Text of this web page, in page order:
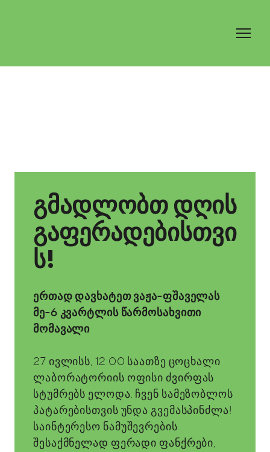
გმადლობთ დღის
გაფერადებისთვი
ს!
ერთად დავხატეთ ვაჟა-ფშაველას
მე-6 კვარტლის წარმოსახვითი
მომავალი
27 ივლისს, 12:00 საათზე ცოცხალი
ლაბორატორიის ოფისი ძვირფას
სტუმრებს ელოდა. ჩვენ სამეზობლოს
პატარებისთვის უნდა გვემასპინძლა!
საინტერესო ნამუშევრების
შესაქმნელად ფერადი ფანქრები,